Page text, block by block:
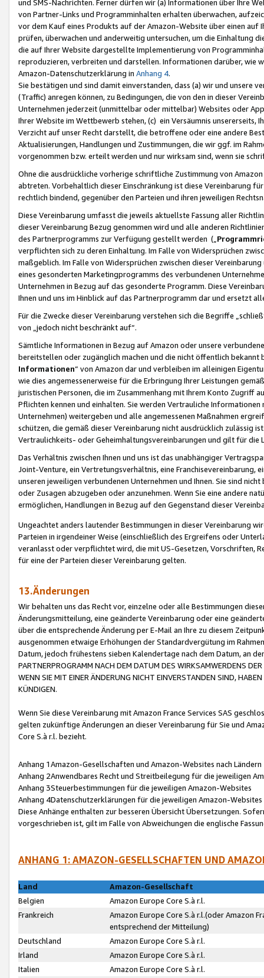
und SMS-Nachrichten. Ferner dürfen wir (a) Informationen über Ihre
von Partner-Links und Programminhalten erhalten überwachen,
vor dem Kauf eines Produkts auf der Amazon-Website über einen
prüfen, überwachen und anderweitig untersuchen, um die Einhaltung
die auf Ihrer Website dargestellte Implementierung von
reproduzieren, verbreiten und darstellen. Informationen darüber, wie
Amazon-Datenschutzerklärung in Anhang 4.
Sie bestätigen und sind damit einverstanden, dass (a) wir und
(Traffic) anregen können, zu Bedingungen, die von den in dieser
Unternehmen jederzeit (unmittelbar oder mittelbar) Websites oder
Ihrer Website im Wettbewerb stehen, (c) ein Versäumnis unsererseits,
Verzicht auf unser Recht darstellt, die betroffene oder eine andere
Aktualisierungen, Handlungen und Zustimmungen, die wir ggf. im
vorgenommen bzw. erteilt werden und nur wirksam sind, wenn sie
Ohne die ausdrückliche vorherige schriftliche Zustimmung von
abtreten. Vorbehaltlich dieser Einschränkung ist diese Vereinbarung
rechtlich bindend, gegenüber den Parteien und ihren jeweiligen
Diese Vereinbarung umfasst die jeweils aktuellste Fassung aller
dieser Vereinbarung Bezug genommen wird und alle anderen
des Partnerprogramms zur Verfügung gestellt werden („
verpflichten sich zu deren Einhaltung. Im Falle von Widersprüchen
maßgeblich. Im Falle von Widersprüchen zwischen dieser
eines gesonderten Marketingprogramms des verbundenen
Unternehmen in Bezug auf das gesonderte Programm. Diese
Ihnen und uns im Hinblick auf das Partnerprogramm dar und ersetzt
Für die Zwecke dieser Vereinbarung verstehen sich die Begriffe
von „jedoch nicht beschränkt auf“.
Sämtliche Informationen in Bezug auf Amazon oder unsere
bereitstellen oder zugänglich machen und die nicht öffentlich
Informationen“ von Amazon dar und verbleiben im alleinigen
wie dies angemessenerweise für die Erbringung Ihrer Leistungen
juristischen Personen, die im Zusammenhang mit Ihrem Konto
Pflichten kennen und einhalten. Sie werden Vertrauliche
Unternehmen) weitergeben und alle angemessenen Maßnahmen
schützen, die gemäß dieser Vereinbarung nicht ausdrücklich zulässig
Vertraulichkeits- oder Geheimhaltungsvereinbarungen und gilt für die
Das Verhältnis zwischen Ihnen und uns ist das unabhängiger
Joint-Venture, ein Vertretungsverhältnis, eine Franchisevereinbarung,
unseren jeweiligen verbundenen Unternehmen und Ihnen. Sie sind
oder Zusagen abzugeben oder anzunehmen. Wenn Sie eine andere
ermöglichen, Handlungen in Bezug auf den Gegenstand dieser
Ungeachtet anders lautender Bestimmungen in dieser Vereinbarung
Parteien in irgendeiner Weise (einschließlich des Ergreifens oder
veranlasst oder verpflichtet wird, die mit US-Gesetzen, Vorschriften,
für eine der Parteien dieser Vereinbarung gelten.
13.Änderungen
Wir behalten uns das Recht vor, einzelne oder alle Bestimmungen
Änderungsmitteilung, eine geänderte Vereinbarung oder eine
über die entsprechende Änderung per E-Mail an Ihre zu diesem
ausgenommen etwaige Erhöhungen der Standardvergütung im
Datum, jedoch frühestens sieben Kalendertage nach dem Datum, an
PARTNERPROGRAMM NACH DEM DATUM DES WIRKSAMWERDENS
WENN SIE MIT EINER ÄNDERUNG NICHT EINVERSTANDEN SIND,
KÜNDIGEN.
Wenn Sie diese Vereinbarung mit Amazon France Services SAS
gelten zukünftige Änderungen an dieser Vereinbarung für Sie und
Core S.à r.l. bezieht.
Anhang 1Amazon-Gesellschaften und Amazon-Websites nach Ländern
Anhang 2Anwendbares Recht und Streitbeilegung für die jeweiligen
Anhang 3Steuerbestimmungen für die jeweiligen Amazon-Websites
Anhang 4Datenschutzerklärungen für die jeweiligen Amazon-Websites
Diese Anhänge enthalten zur besseren Übersicht Übersetzungen.
vorgeschrieben ist, gilt im Falle von Abweichungen die englische
ANHANG 1: AMAZON-GESELLSCHAFTEN UND
Land
Amazon-Gesellschaft
Belgien
Amazon Europe Core S.à r.l.
Frankreich
Amazon Europe Core S.à r.l.(oder Amazon
entsprechend der Mitteilung)
Deutschland
Amazon Europe Core S.à r.l.
Irland
Amazon Europe Core S.à r.l.
Italien
Amazon Europe Core S.à r.l.